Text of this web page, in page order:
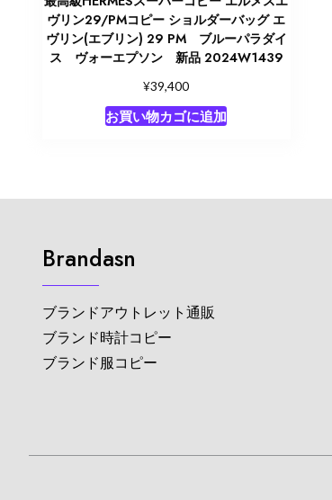
ヴリン29/PMコピー ショルダーバッグ エ
ヴリン(エブリン) 29 PM ブルーパラダイ
ス ヴォーエプソン 新品 2024W1439
¥39,400
お買い物カゴに追加
Brandasn
ブランドアウトレット通販
ブランド時計コピー
ブランド服コピー